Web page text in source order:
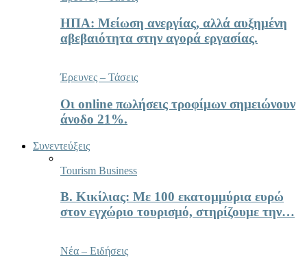
ΗΠΑ: Μείωση ανεργίας, αλλά αυξημένη
αβεβαιότητα στην αγορά εργασίας.
Έρευνες – Τάσεις
Οι online πωλήσεις τροφίμων σημειώνουν
άνοδο 21%.
Συνεντεύξεις
Tourism Business
Β. Κικίλιας: Με 100 εκατομμύρια ευρώ
στον εγχώριο τουρισμό, στηρίζουμε την…
Νέα – Ειδήσεις